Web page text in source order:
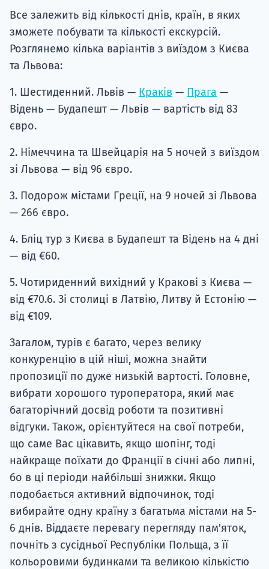
Все залежить від кількості днів, країн, в яких
зможете побувати та кількості екскурсій.
Розглянемо кілька варіантів з виїздом з Києва
та Львова:
1. Шестиденний. Львів — Краків — Прага —
Відень — Будапешт — Львів — вартість від 83
євро.
2. Німеччина та Швейцарія на 5 ночей з виїздом
зі Львова — від 96 євро.
3. Подорож містами Греції, на 9 ночей зі Львова
— 266 євро.
4. Бліц тур з Києва в Будапешт та Відень на 4 дні
— від €60.
5. Чотириденний вихідний у Кракові з Києва —
від €70.6. Зі столиці в Латвію, Литву й Естонію —
від €109.
Загалом, турів є багато, через велику
конкуренцію в цій ніші, можна знайти
пропозиції по дуже низькій вартості. Головне,
вибрати хорошого туроператора, який має
багаторічний досвід роботи та позитивні
відгуки. Також, орієнтуйтеся на свої потреби,
що саме Вас цікавить, якщо шопінг, тоді
найкраще поїхати до Франції в січні або липні,
бо в ці періоди найбільші знижки. Якщо
подобається активний відпочинок, тоді
вибирайте одну країну з багатьма містами на 5-
6 днів. Віддаєте перевагу перегляду пам'яток,
почніть з сусідньої Республіки Польща, з її
кольоровими будинками та великою кількістю